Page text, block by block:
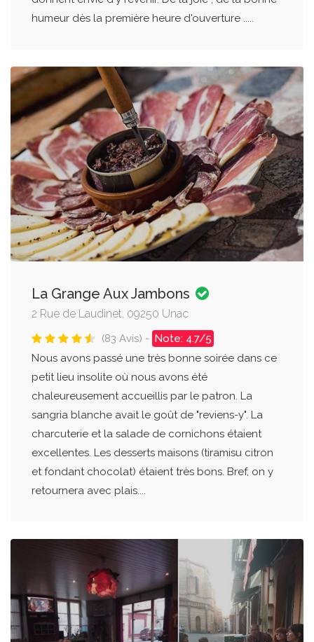
humeur dès la première heure d'ouverture .....
La Grange Aux Jambons
2 Rue de Laudinet, 09250 Unac
(83 Avis) - Note: 4.7/5
Nous avons passé une très bonne soirée dans ce
petit lieu insolite où nous avons été
chaleureusement accueillis par le patron. La
sangria blanche avait le goût de "reviens-y". La
charcuterie et la salade de cornichons étaient
excellentes. Les desserts maisons (tiramisu citron
et fondant chocolat) étaient très bons. Bref, on y
retournera avec plais....